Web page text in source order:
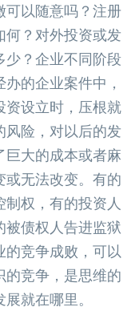
可以随意吗？注册
何？对外投资或发
少？企业不同阶段
的企业案件中，
资设立时，压根就
风险，对以后的发
巨大的成本或者麻
或无法改变。有的
权，有的投资人
被债权人告进监狱
的竞争成败，可以
的竞争，是思维的
就在哪里。